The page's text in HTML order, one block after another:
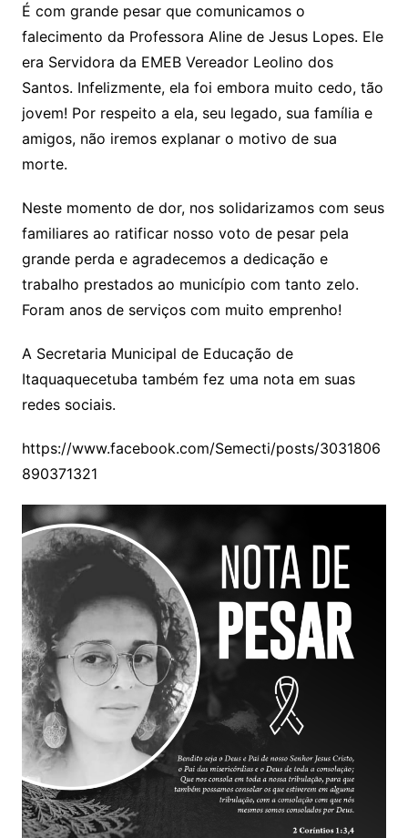
at
s
A
p
p
c
e
b
o
o
itt
er
p
y
Li
n
k
ar
e
É com grande pesar que comunicamos o
falecimento da Professora Aline de Jesus Lopes. Ele
era Servidora da EMEB Vereador Leolino dos
Santos. Infelizmente, ela foi embora muito cedo, tão
jovem! Por respeito a ela, seu legado, sua família e
amigos, não iremos explanar o motivo de sua
morte.
Neste momento de dor, nos solidarizamos com seus
familiares ao ratificar nosso voto de pesar pela
grande perda e agradecemos a dedicação e
trabalho prestados ao município com tanto zelo.
Foram anos de serviços com muito emprenho!
A Secretaria Municipal de Educação de
Itaquaquecetuba também fez uma nota em suas
redes sociais.
https://www.facebook.com/Semecti/posts/3031806
890371321